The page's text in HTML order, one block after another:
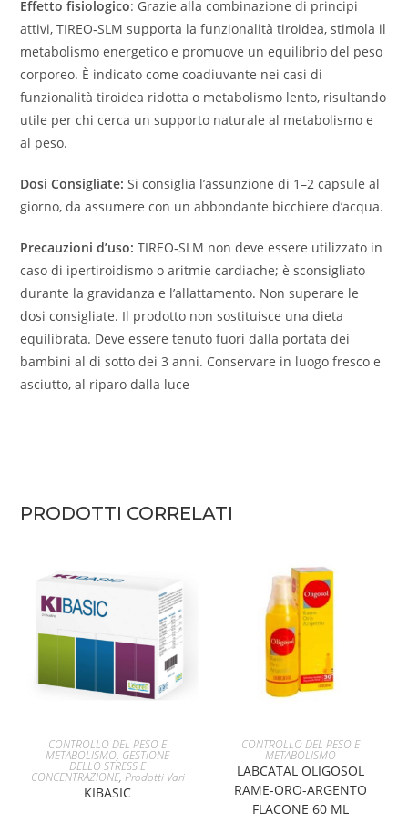
Effetto fisiologico: Grazie alla combinazione di principi
attivi, TIREO‑SLM supporta la funzionalità tiroidea, stimola il
metabolismo energetico e promuove un equilibrio del peso
corporeo. È indicato come coadiuvante nei casi di
funzionalità tiroidea ridotta o metabolismo lento, risultando
utile per chi cerca un supporto naturale al metabolismo e
al peso.
Dosi Consigliate: Si consiglia l’assunzione di 1–2 capsule al
giorno, da assumere con un abbondante bicchiere d’acqua.
Precauzioni d’uso: TIREO‑SLM non deve essere utilizzato in
caso di ipertiroidismo o aritmie cardiache; è sconsigliato
durante la gravidanza e l’allattamento. Non superare le
dosi consigliate. Il prodotto non sostituisce una dieta
equilibrata. Deve essere tenuto fuori dalla portata dei
bambini al di sotto dei 3 anni. Conservare in luogo fresco e
asciutto, al riparo dalla luce
PRODOTTI CORRELATI
AGGIUNGI AL CARRELLO
CONTROLLO DEL PESO E
METABOLISMO, GESTIONE
DELLO STRESS E
CONCENTRAZIONE, Prodotti Vari
KIBASIC
AGGIUNGI AL CARRELLO
CONTROLLO DEL PESO E
METABOLISMO
LABCATAL OLIGOSOL
RAME-ORO-ARGENTO
FLACONE 60 ML